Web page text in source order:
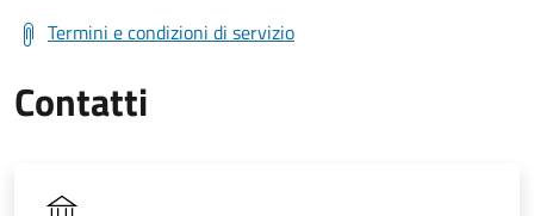
Termini e condizioni di servizio
Contatti